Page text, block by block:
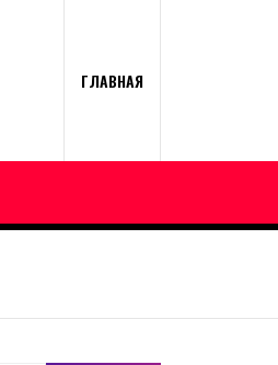
ГЛАВНАЯ